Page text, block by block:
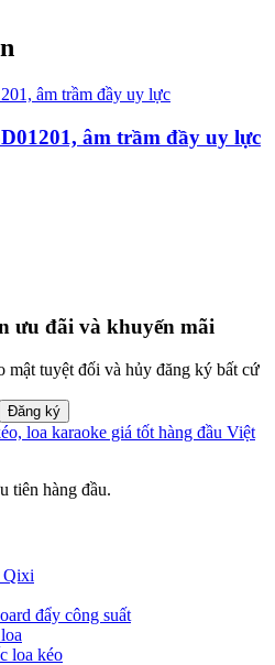
âm trầm đầy uy lực
ưu đãi và khuyến mãi
mật tuyệt đối và hủy đăng ký bất cứ
Đăng ký
tiên hàng đầu.
Qixi
đẩy công suất
loa kéo